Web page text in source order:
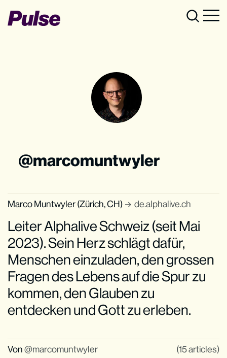
marcomuntwyler
Marco Muntwyler (Zürich, CH) de.alphalive.ch
Leiter Alphalive Schweiz (seit Mai
2023). Sein Herz schlägt dafür,
Menschen einzuladen, den grossen
Fragen des Lebens auf die Spur zu
kommen, den Glauben zu
entdecken und Gott zu erleben.
Von marcomuntwyler (15 articles)